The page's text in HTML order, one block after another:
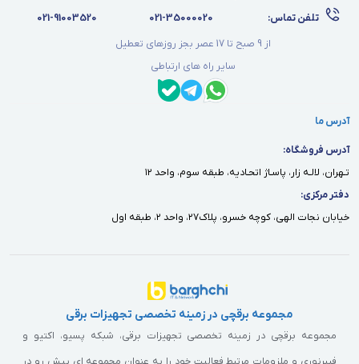
تلفن تماس:
021-35000020
021-91003520
از 9 صبح تا 17 عصر بجز روزهای تعطیل
سایر راه های ارتباطی
آدرس ما
آدرس فروشگاه:
تـهران، لالـه زار، پاسـاژ اتحـاديه، طبقه سوم، واحد ١٢
دفتر مركزى:
خيابان نجات الهى، كوچه خسرو، پلاك٢٧، واحد ٢، طبقه اول
مجموعه برقچی در زمینه تخصصی تجهیزات برقی
مجموعه برقچی در زمینه تخصصی تجهیزات برقی، شبکه پسیو، اکتیو و